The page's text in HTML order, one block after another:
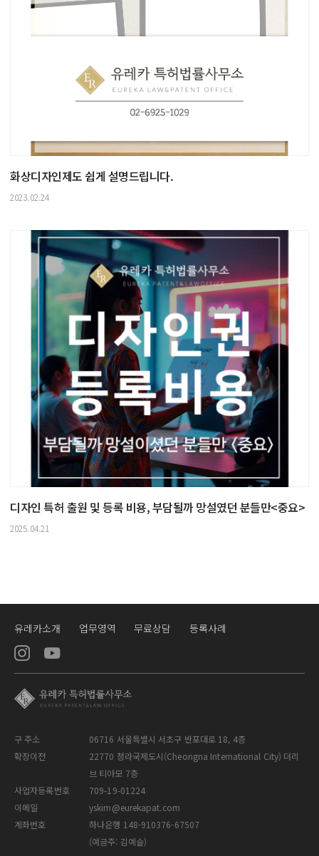
화상디자인제도 쉽게 설명드립니다.
2023.02.24
디자인 특허 출원 및 등록 비용, 부담될까 망설였던 분들만<중요>
2025.04.21
유레카소개 업무영역 무료상담 등록사례
구 주소
06716 서울특별시 서초구 반포대로 18, 4층
확장이전
22770 청라국제도시(Cheongna International City) 더리
브 티아모 7층
사업자등록번호
709-19-01224
이메일
yskim@eurekapat.com
계좌번호
하나은행 148-910376-67507
(예금주: 김예슬)